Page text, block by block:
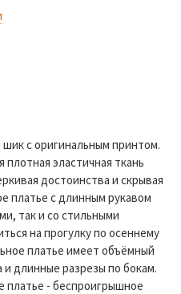
с оригинальным принтом.
эластичная ткань
достоинства и скрывая
платье с длинным рукавом
так и со стильными
на прогулку по осеннему
платье имеет объёмный
длинные разрезы по бокам.
платье - беспроигрышное